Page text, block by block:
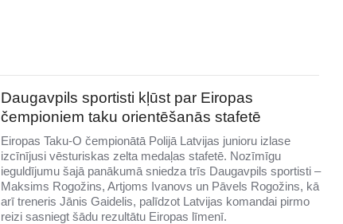
Daugavpils sportisti kļūst par Eiropas
čempioniem taku orientēšanās stafetē
Eiropas Taku-O čempionātā Polijā Latvijas junioru izlase
izcīnījusi vēsturiskas zelta medaļas stafetē. Nozīmīgu
ieguldījumu šajā panākumā sniedza trīs Daugavpils sportisti –
Maksims Rogožins, Artjoms Ivanovs un Pāvels Rogožins, kā
arī treneris Jānis Gaidelis, palīdzot Latvijas komandai pirmo
reizi sasniegt šādu rezultātu Eiropas līmenī.